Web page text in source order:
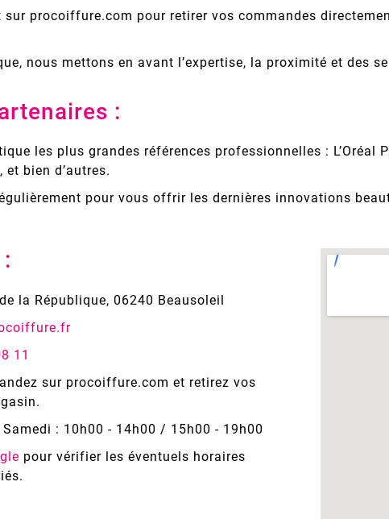
procoiffure.com pour retirer vos commandes
nous mettons en avant l’expertise, la proximité et des
:
les plus grandes références professionnelles :
bien d’autres.
pour vous offrir les dernières innovations
la République, 06240 Beausoleil
11
sur procoiffure.com et retirez vos
: 10h00 - 14h00 / 15h00 - 19h00
pour vérifier les éventuels horaires